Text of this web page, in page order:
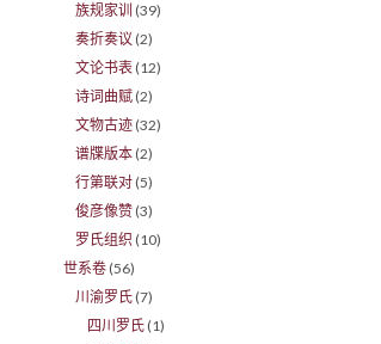
族规家训 (39)
奏折奏议 (2)
文论书表 (12)
诗词曲赋 (2)
文物古迹 (32)
谱牒版本 (2)
行第联对 (5)
俊彦像赞 (3)
罗氏组织 (10)
世系卷 (56)
川渝罗氏 (7)
四川罗氏 (1)